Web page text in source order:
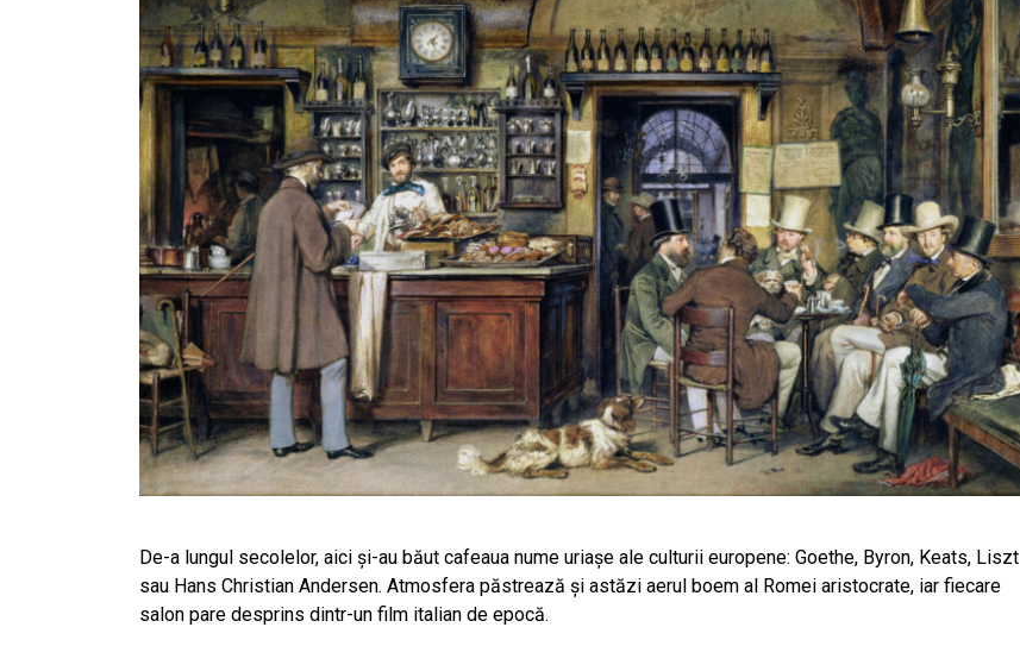
De-a lungul secolelor, aici și-au băut cafeaua nume uriașe ale culturii europene: Goethe, Byron, Keats, Liszt
sau Hans Christian Andersen. Atmosfera păstrează și astăzi aerul boem al Romei aristocrate, iar fiecare
salon pare desprins dintr-un film italian de epocă.